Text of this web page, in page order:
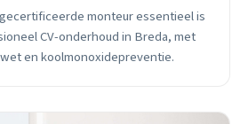
monteur essentieel is
CV-onderhoud in Breda, met
en koolmonoxidepreventie.